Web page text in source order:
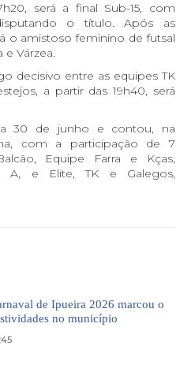
será a final Sub-15, com
o título. Após as
o amistoso feminino de futsal
Várzea.
decisivo entre as equipes TK
a partir das 19h40, será
30 de junho e contou, na
com a participação de 7
Equipe Farra e Kças,
A, e Elite, TK e Galegos,
de Ipueira 2026 marcou o
no município